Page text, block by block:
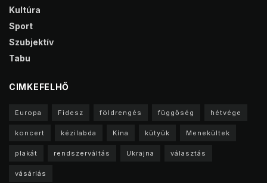
Kultúra
Sport
Szubjektív
Tabu
CIMKEFELHŐ
Europa Fidesz földrengés függőség hétvége
koncert kézilabda Kína kütyük Menekültek
plakát rendszerváltás Ukrajna választás
vásárlás